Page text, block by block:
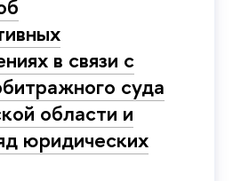
в связи с
суда
области и
юридических